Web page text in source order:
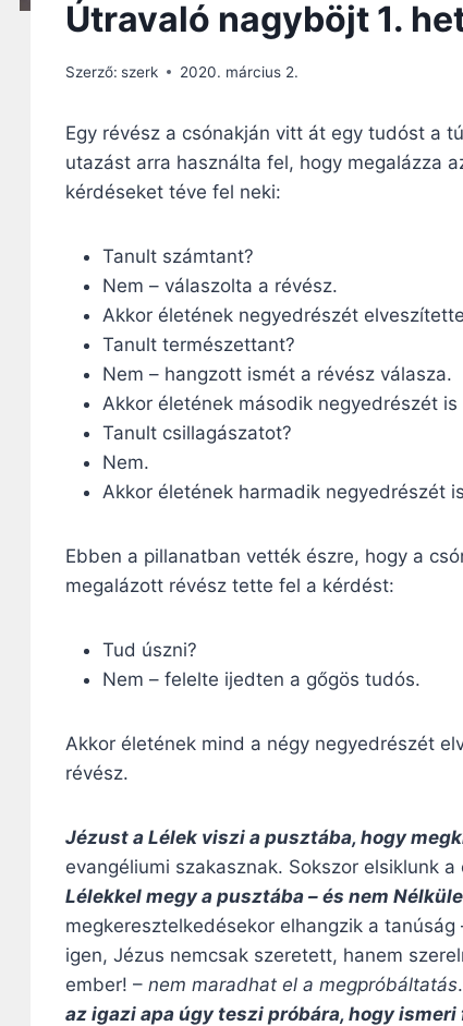
Útravaló nagyböjt 1.
Szerző: szerk 2020. március 2.
Egy révész a csónakján vitt át egy tudóst a
utazást arra használta fel, hogy megalázza
kérdéseket téve fel neki:
Tanult számtant?
Nem – válaszolta a révész.
Akkor életének negyedrészét
Tanult természettant?
Nem – hangzott ismét a révész válasza.
Akkor életének második negyedrészét
Tanult csillagászatot?
Nem.
Akkor életének harmadik negyedrészét
Ebben a pillanatban vették észre, hogy a
megalázott révész tette fel a kérdést:
Tud úszni?
Nem – felelte ijedten a gőgös tudós.
Akkor életének mind a négy negyedrészét
révész.
Jézust a Lélek viszi a pusztába, hogy
evangéliumi szakasznak. Sokszor elsiklunk
Lélekkel megy a pusztába – és nem Nélküle
megkeresztelkedésekor elhangzik a
igen, Jézus nemcsak szeretett, hanem
ember! – nem maradhat el a megpróbáltatás
az igazi apa úgy teszi próbára, hogy